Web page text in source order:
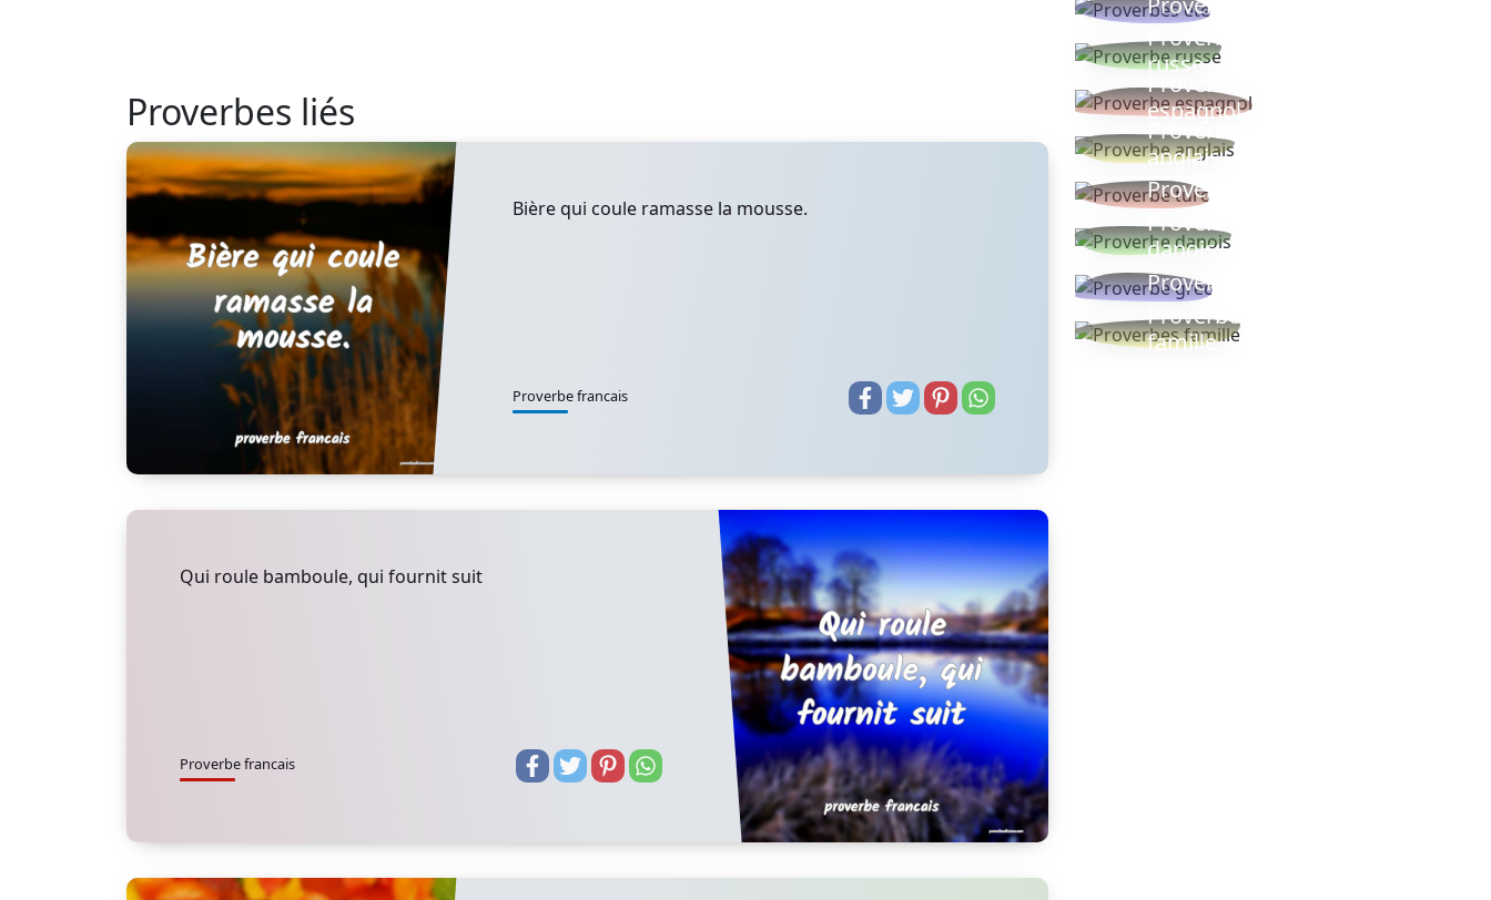
Proverbes liés
Bière qui coule ramasse la mousse.
Proverbe francais
Qui roule bamboule, qui fournit suit
Proverbe francais
Proverbe
russe
Proverbe
espagnol
Proverbe
anglais
Proverbe turc
Proverbe
danois
Proverbe grec
Proverbes
famille